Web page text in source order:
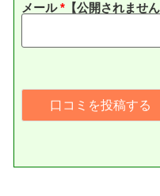
メール* 【公開されませ